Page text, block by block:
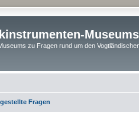
zu Fragen rund um den
Fragen